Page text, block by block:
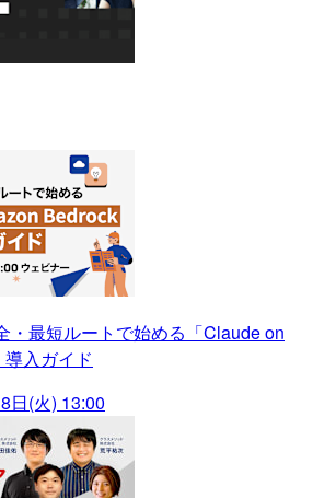
・最短ルートで始める「Claude on
入ガイド
日(火) 13:00